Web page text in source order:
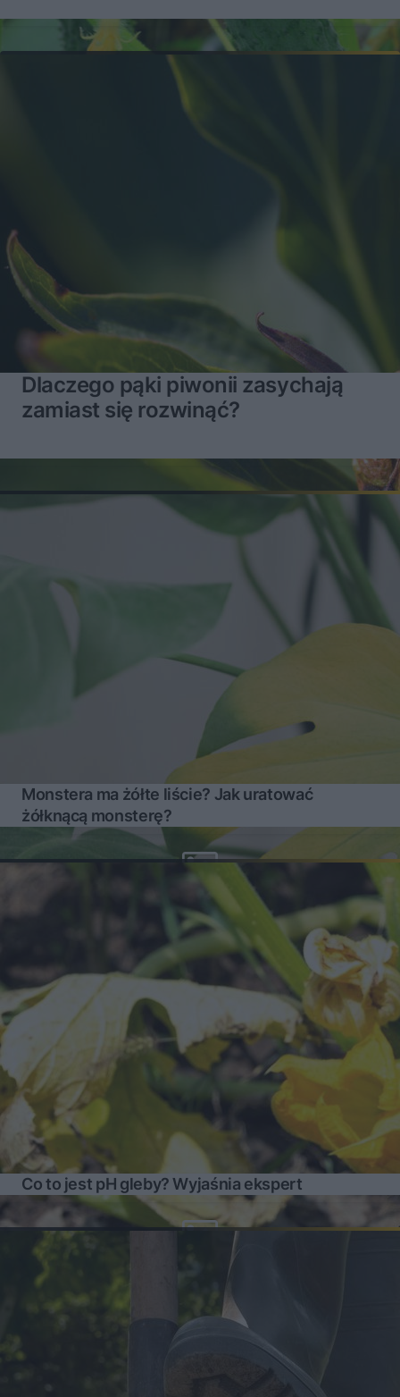
Dlaczego pąki piwonii zasychają
zamiast się rozwinąć?
Monstera ma żółte liście? Jak uratować
żółknącą monsterę?
Co to jest pH gleby? Wyjaśnia ekspert